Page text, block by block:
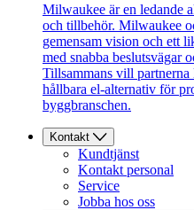
Milwaukee är en ledande
och tillbehör. Milwaukee
gemensam vision och ett
med snabba beslutsvägar
Tillsammans vill
hållbara el-alternativ för
byggbranschen.
Kontakt
Kundtjänst
Kontakt personal
Service
Jobba hos oss